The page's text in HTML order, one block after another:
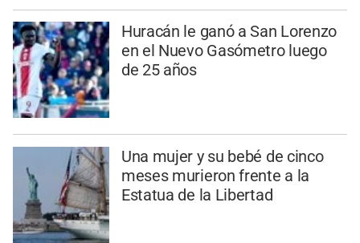
Huracán le ganó a San Lorenzo
en el Nuevo Gasómetro luego
de 25 años
Una mujer y su bebé de cinco
meses murieron frente a la
Estatua de la Libertad